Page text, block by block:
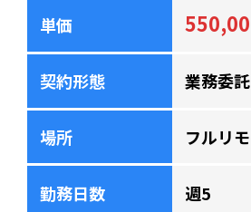
単価
契約形態 業務委託
場所 フルリ
勤務日数 週5